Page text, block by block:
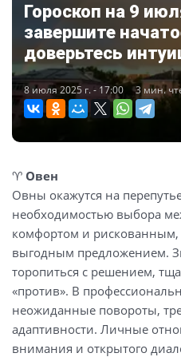
Гороскоп на 9
завершите
доверьтесь
8 июля 2025 г. - 17:00 3 мин.
♈️ Овен
Овны окажутся на
необходимостью выбора
комфортом и
выгодным предложением.
торопиться с решением,
«против». В
неожиданные повороты,
адаптивности. Личные
внимания и открытого